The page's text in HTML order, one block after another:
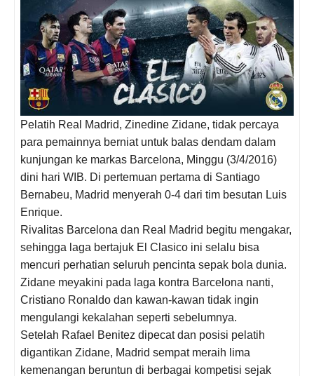
Pelatih Real Madrid, Zinedine Zidane, tidak percaya
para pemainnya berniat untuk balas dendam dalam
kunjungan ke markas Barcelona, Minggu (3/4/2016)
dini hari WIB. Di pertemuan pertama di Santiago
Bernabeu, Madrid menyerah 0-4 dari tim besutan Luis
Enrique.
Rivalitas Barcelona dan Real Madrid begitu mengakar,
sehingga laga bertajuk El Clasico ini selalu bisa
mencuri perhatian seluruh pencinta sepak bola dunia.
Zidane meyakini pada laga kontra Barcelona nanti,
Cristiano Ronaldo dan kawan-kawan tidak ingin
mengulangi kekalahan seperti sebelumnya.
Setelah Rafael Benitez dipecat dan posisi pelatih
digantikan Zidane, Madrid sempat meraih lima
kemenangan beruntun di berbagai kompetisi sejak